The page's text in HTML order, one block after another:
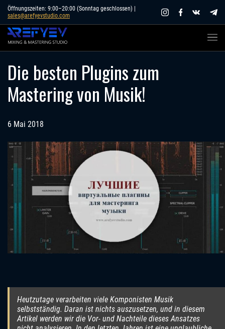
Skip
content
Öffnungszeiten: 9:00–20:00 (Sonntag geschlossen) |
sales@arefyevstudio.com
Die besten Plugins zum
Mastering von Musik!
6 Mai 2018
Heutzutage verarbeiten viele Komponisten Musik
selbstständig. Daran ist nichts auszusetzen, und in diesem
Artikel werden wir die Vor- und Nachteile dieses Ansatzes